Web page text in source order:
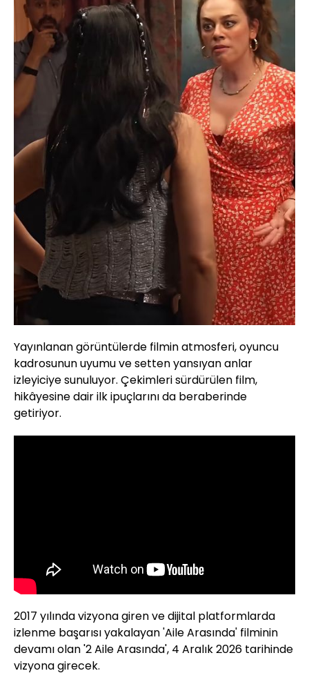
Yayınlanan görüntülerde filmin atmosferi, oyuncu
kadrosunun uyumu ve setten yansıyan anlar
izleyiciye sunuluyor. Çekimleri sürdürülen film,
hikâyesine dair ilk ipuçlarını da beraberinde
getiriyor.
2017 yılında vizyona giren ve dijital platformlarda
izlenme başarısı yakalayan 'Aile Arasında' filminin
devamı olan '2 Aile Arasında', 4 Aralık 2026 tarihinde
vizyona girecek.